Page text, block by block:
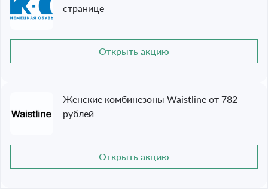
странице
Открыть акцию
Женские комбинезоны Waistline от 782
рублей
Открыть акцию